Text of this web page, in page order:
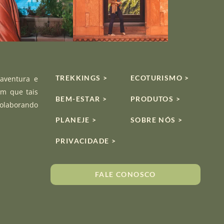
e
que tais
TREKKINGS > ECOTURISMO >
BEM-ESTAR > PRODUTOS >
PLANEJE > SOBRE NÓS >
PRIVACIDADE >
FALE CONOSCO